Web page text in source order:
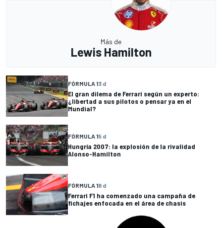
Más de
Lewis Hamilton
FÓRMULA 13 d
El gran dilema de Ferrari según un experto:
¿libertad a sus pilotos o pensar ya en el
Mundial?
FÓRMULA 15 d
Hungría 2007: la explosión de la rivalidad
Alonso-Hamilton
FÓRMULA 18 d
Ferrari F1 ha comenzado una campaña de
fichajes enfocada en el área de chasis